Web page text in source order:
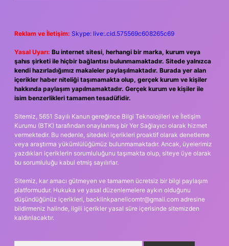
Reklam ve İletişim: Skype: live:.cid.575569c608265c69
Yasal Uyarı: Bu internet sitesi, herhangi bir marka, kurum veya
şahıs şirketi ile hiçbir bağlantısı bulunmamaktadır. Sitede yalnızca
kendi hazırladığımız makaleler paylaşılmaktadır. Burada yer alan
içerikler haber niteliği taşımamakta olup, gerçek kurum ve kişiler
hakkında paylaşım yapılmamaktadır. Gerçek kurum ve kişiler ile
isim benzerlikleri tamamen tesadüfidir.
Sitemiz, 5651 Sayılı Kanun gereğince Bilgi Teknolojileri ve İletişim
Kurumu (BTK) tarafından onaylanmış bir Yer Sağlayıcı olarak hizmet
vermektedir. Bu nedenle, sitedeki içerikleri proaktif olarak denetleme
veya araştırma yükümlülüğümüz bulunmamaktadır. Ancak, üyelerimiz
yazdıkları içeriklerin sorumluluğunu taşımakta olup, siteye üye olarak
bu sorumluluğu kabul etmiş sayılırlar.
Sitemiz, kar amacı gütmeyen ve tamamen ücretsiz bir bilgi paylaşım
platformudur. Hukuka ve yasal düzenlemelere aykırı olduğunu
düşündüğünüz içerikleri, backlinkpanelicomtr@gmail.com adresine
bildirmeniz halinde, ilgili içerikler yasal süre içerisinde sitemizden
kaldırılacaktır.